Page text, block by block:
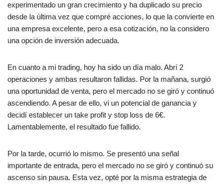
experimentado un gran crecimiento y ha duplicado su precio
desde la última vez que compré acciones, lo que la convierte en
una empresa excelente, pero a esa cotización, no la considero
una opción de inversión adecuada.
En cuanto a mi trading, hoy ha sido un día malo. Abrí 2
operaciones y ambas resultaron fallidas. Por la mañana, surgió
una oportunidad de venta, pero el mercado no se giró y continuó
ascendiendo. A pesar de ello, vi un potencial de ganancia y
decidí establecer un take profit y stop loss de 6€.
Lamentablemente, el resultado fue fallido.
Por la tarde, ocurrió lo mismo. Se presentó una señal
importante de entrada, pero el mercado no se giró y continuó su
ascenso sin pausa. Esta vez, opté por la misma estrategia de